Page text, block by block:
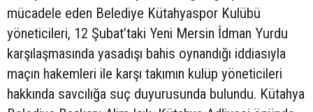
mücadele eden Belediye Kütahyaspor Kulübü
yöneticileri, 12 Şubat’taki Yeni Mersin İdman Yurdu
karşılaşmasında yasadışı bahis oynandığı iddiasıyla
maçın hakemleri ile karşı takımın kulüp yöneticileri
hakkında savcılığa suç duyurusunda bulundu. Kütahya